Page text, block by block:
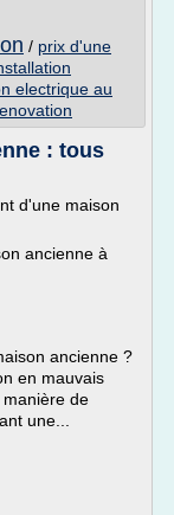
/ prix d'une
electrique au
: tous
d'une maison
ancienne à
ancienne ?
en mauvais
de
une...